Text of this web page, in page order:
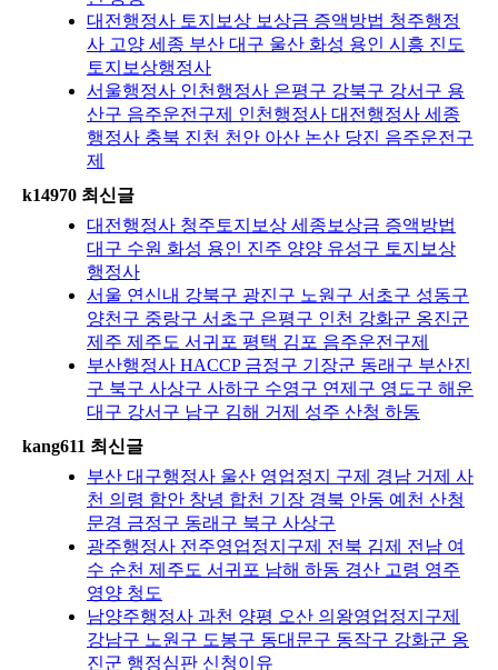
대전행정사 토지보상 보상금 증액방법 청주행정
사 고양 세종 부산 대구 울산 화성 용인 시흥 진도
토지보상행정사
서울행정사 인천행정사 은평구 강북구 강서구 용
산구 음주운전구제 인천행정사 대전행정사 세종
행정사 충북 진천 천안 아산 논산 당진 음주운전구
제
k14970 최신글
대전행정사 청주토지보상 세종보상금 증액방법
대구 수원 화성 용인 진주 양양 유성구 토지보상
행정사
서울 연신내 강북구 광진구 노원구 서초구 성동구
양천구 중랑구 서초구 은평구 인천 강화군 옹진군
제주 제주도 서귀포 평택 김포 음주운전구제
부산행정사 HACCP 금정구 기장군 동래구 부산진
구 북구 사상구 사하구 수영구 연제구 영도구 해운
대구 강서구 남구 김해 거제 성주 산청 하동
kang611 최신글
부산 대구행정사 울산 영업정지 구제 경남 거제 사
천 의령 함안 창녕 합천 기장 경북 안동 예천 산청
문경 금정구 동래구 북구 사상구
광주행정사 전주영업정지구제 전북 김제 전남 여
수 순천 제주도 서귀포 남해 하동 경산 고령 영주
영양 청도
남양주행정사 과천 양평 오산 의왕영업정지구제
강남구 노원구 도봉구 동대문구 동작구 강화군 옹
진군 행정심판 신청이유